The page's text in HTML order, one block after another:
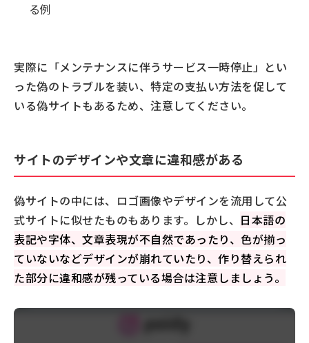
る例
実際に「メンテナンスに伴うサービス一時停止」とい
った偽のトラブルを装い、特定の支払い方法を促して
いる偽サイトもあるため、注意してください。
サイトのデザインや文章に違和感がある
偽サイトの中には、ロゴ画像やデザインを流用して公
式サイトに似せたものもあります。しかし、 日本語の
表記や字体、文章表現が不自然であったり、色が揃っ
ていないなどデザインが崩れていたり、作り替えられ
た部分に違和感が残っている場合は注意しましょう。